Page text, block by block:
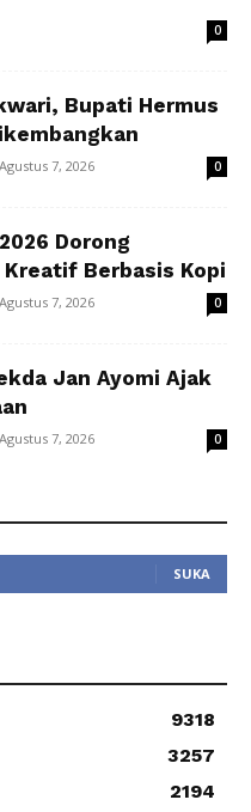
0
Bupati Hermus
Agustus 7, 2026 0
Dorong
Berbasis Kopi
Agustus 7, 2026 0
Jan Ayomi Ajak
Agustus 7, 2026 0
SUKA
9318
3257
2194